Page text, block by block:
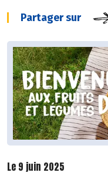
Partager sur
Le 9 juin 2025